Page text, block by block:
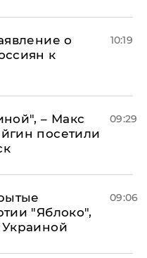
о
к
10:19
– Макс
посетили
09:29
"Яблоко",
09:06